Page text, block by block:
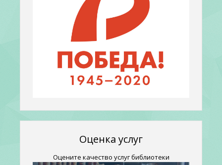
Оценка услуг
Оцените качество услуг библиотеки